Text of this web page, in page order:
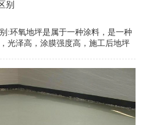
别
:环氧地坪是属于一种涂料，是一种
光泽高，涂膜强度高，施工后地坪